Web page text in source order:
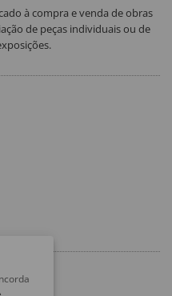
à compra e venda de obras
de peças individuais ou de